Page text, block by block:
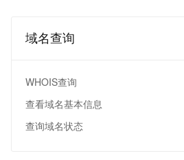
域名查询
WHOIS查询
查看域名基本信息
查询域名状态